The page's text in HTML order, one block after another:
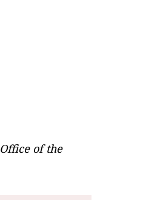
Office of the